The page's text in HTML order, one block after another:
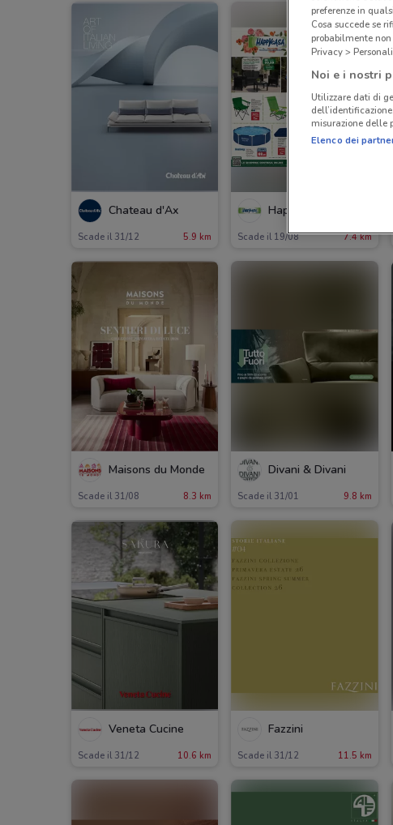
Chateau d'Ax
Scade il 31/12 5.9 km
Happy Casa Store
Scade il 19/08 7.4 km
Maisons du Monde
Scade il 31/08 8.3 km
Divani & Divani
Scade il 31/01 9.8 km
Veneta Cucine
Scade il 31/12 10.6 km
Fazzini
Scade il 31/12 11.5 km
preferenze in
Cosa succede se
probabilmente
Privacy >
Noi e i nostri
Utilizzare dati di
misurazione delle
Elenco dei